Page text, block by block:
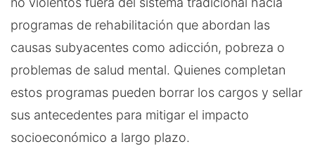
programas de rehabilitación que abordan las
causas subyacentes como adicción, pobreza o
problemas de salud mental. Quienes completan
estos programas pueden borrar los cargos y sellar
sus antecedentes para mitigar el impacto
socioeconómico a largo plazo.